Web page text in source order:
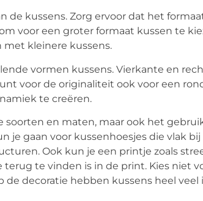
de kussens. Zorg ervoor dat het
voor een groter formaat kussen te
met kleinere kussens.
vormen kussens. Vierkante en
voor de originaliteit ook voor een
te creëren.
soorten en maten, maar ook het
je gaan voor kussenhoesjes die vlak
Ook kun je een printje zoals
te vinden is in de print. Kies niet
de decoratie hebben kussens heel